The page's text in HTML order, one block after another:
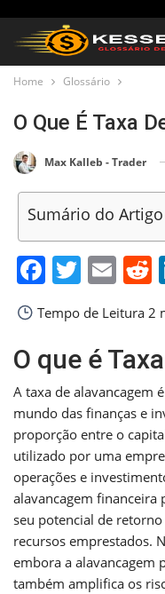
Home Glossário
O Que É Taxa
Max Kalleb - Trader
Sumário do Artigo
Tempo de Leitura 2
O que é
A taxa de alavancagem
mundo das finanças e
proporção entre o
utilizado por uma
operações e
alavancagem
seu potencial de
recursos emprestados.
embora a alavancagem
também amplifica os